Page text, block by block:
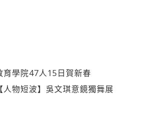
育學院47人15日賀新春
人物短波】吳文琪意鏡獨舞展